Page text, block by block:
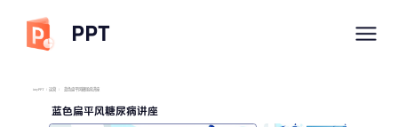
PPT
imyPPT / 运营 / 蓝色扁平风糖尿病讲座
蓝色扁平风糖尿病讲座